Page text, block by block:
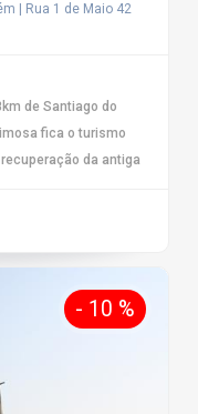
| Rua 1 de Maio 42
de Santiago do
fica o turismo
da antiga
- 10 %